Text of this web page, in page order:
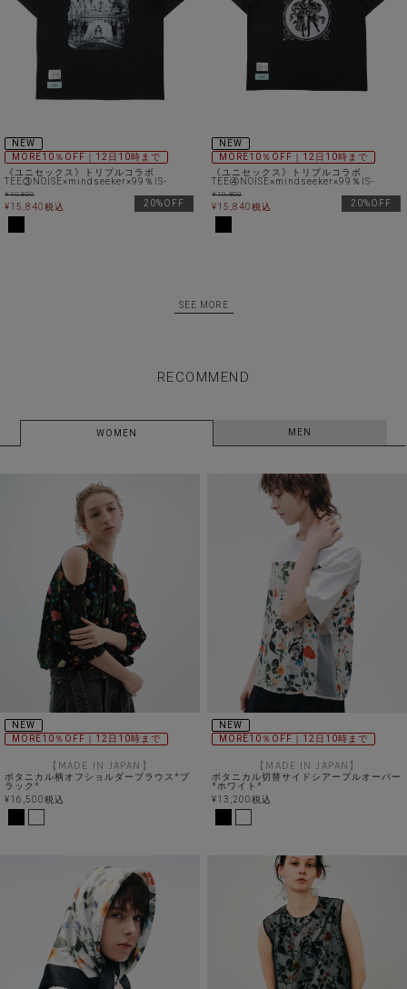
NEW
MORE10％OFF｜12日10時まで
《ユニセックス》トリプルコラボ
TEE③NOISE×mindseeker×99％IS-
¥19,800
¥15,840税込 20%OFF
NEW
MORE10％OFF｜12日10時まで
《ユニセックス》トリプルコラボ
TEE④NOISE×mindseeker×99％IS-
¥19,800
¥15,840税込 20%OFF
SEE MORE
RECOMMEND
WOMEN MEN
NEW
MORE10％OFF｜12日10時まで
【MADE IN JAPAN】
ボタニカル柄オフショルダーブラウス*ブ
ラック*
¥16,500税込
NEW
MORE10％OFF｜12日10時まで
【MADE IN JAPAN】
ボタニカル切替サイドシアープルオーバー
*ホワイト*
¥13,200税込